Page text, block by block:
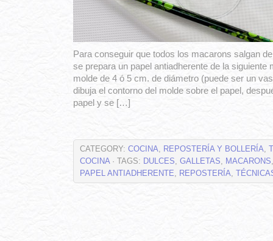
Para conseguir que todos los macarons salgan
se prepara un papel antiadherente de la siguiente
molde de 4 ó 5 cm. de diámetro (puede ser un
dibuja el contorno del molde sobre el papel,
papel y se […]
CATEGORY: COCINA, REPOSTERÍA Y BOLLERÍA,
COCINA· TAGS: DULCES, GALLETAS, MACARONS
PAPEL ANTIADHERENTE, REPOSTERÍA,